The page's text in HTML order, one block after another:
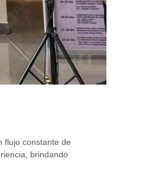
flujo constante de
brindando